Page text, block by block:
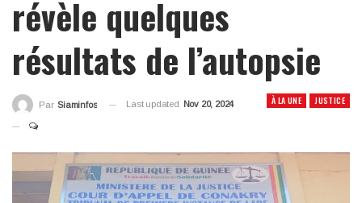
révèle quelques
résultats de l’autopsie
À LA UNE JUSTICE
Par Siaminfos Last updated Nov 20, 2024